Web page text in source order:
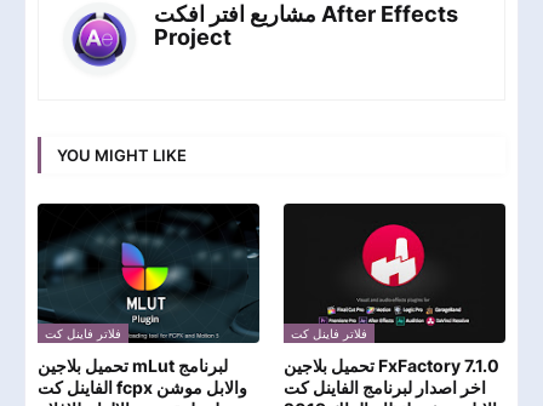
مشاريع افتر افكت After Effects
Project
YOU MIGHT LIKE
فلاتر فاينل كت
تحميل بلاجين mLut لبرنامج
الفاينل كت fcpx والابل موشن
فلاتر فاينل كت
تحميل بلاجين FxFactory 7.1.0
اخر اصدار لبرنامج الفاينل كت